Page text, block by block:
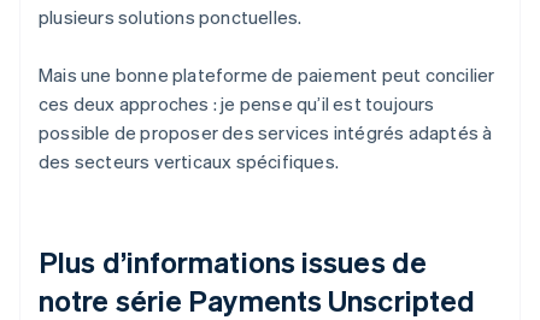
plusieurs solutions ponctuelles.
Mais une bonne plateforme de paiement peut concilier
ces deux approches : je pense qu’il est toujours
possible de proposer des services intégrés adaptés à
des secteurs verticaux spécifiques.
Plus d’informations issues de
notre série Payments Unscripted